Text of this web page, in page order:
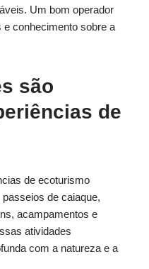
Um bom operador
conhecimento sobre a
são
de
de ecoturismo
de caiaque,
acampamentos e
atividades
com a natureza e a